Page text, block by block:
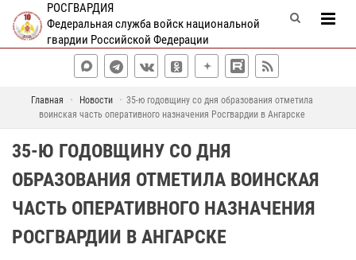
РОСГВАРДИЯ
Федеральная служба войск национальной
гвардии Российской Федерации
Главная Новости
35-ю годовщину со дня образования отметила
воинская часть оперативного назначения Росгвардии в Ангарске
35-Ю ГОДОВЩИНУ СО ДНЯ
ОБРАЗОВАНИЯ ОТМЕТИЛА ВОИНСКАЯ
ЧАСТЬ ОПЕРАТИВНОГО НАЗНАЧЕНИЯ
РОСГВАРДИИ В АНГАРСКЕ